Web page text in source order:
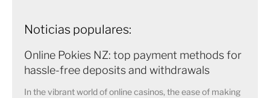
Noticias populares:
Online Pokies NZ: top payment methods for
hassle-free deposits and withdrawals
In the vibrant world of online casinos, the ease of making